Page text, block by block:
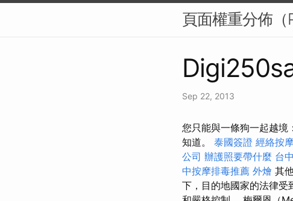
頁面權重分佈（
Sep 22, 2013
您只能與一條狗一起越境
知道。 泰國簽證 經絡按
公司 辦護照要帶什麼 台
中按摩排毒推薦 外燴 其
下，目的地國家的法律受